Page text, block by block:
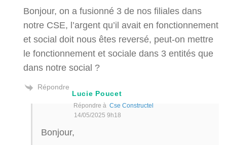
Bonjour, on a fusionné 3 de nos filiales dans
notre CSE, l’argent qu’il avait en fonctionnement
et social doit nous êtes reversé, peut-on mettre
le fonctionnement et sociale dans 3 entités que
dans notre social ?
Répondre
Lucie Poucet
Répondre à Cse Constructel
14/05/2025 9h18
Bonjour,